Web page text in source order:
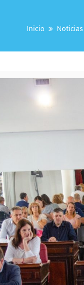
Inicio Noticias